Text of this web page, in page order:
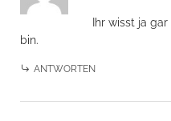
Ihr wisst ja
bin.
ANTWORTEN